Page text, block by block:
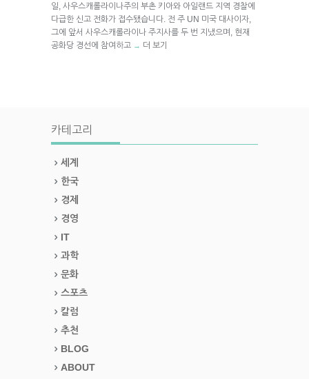
일, 사우스캐롤라이나주의 부촌 키아와 아일랜드 지역 경찰에
다급한 신고 전화가 접수됐습니다. 전 주 UN 미국 대사이자,
그에 앞서 사우스캐롤라이나 주지사를 두 번 지냈으며, 현재
공화당 경선에 참여하고 → 더 보기
카테고리
세계
한국
경제
경영
IT
과학
문화
스포츠
칼럼
추천
BLOG
ABOUT